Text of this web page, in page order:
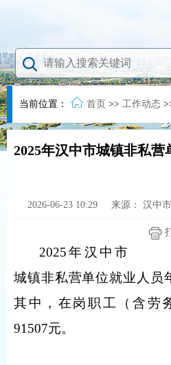
当前位置： 首页 >> 工作动态
2026-06-23 10:29 来源： 汉中
2025年汉中市
城镇非私营单位就业人员
其中，在岗职工（含劳
91507元。